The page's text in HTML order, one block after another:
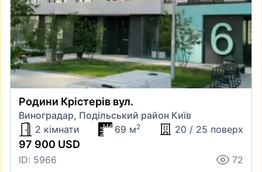
Родини Крістерів вул.
Виноградар, Подільський район Київ
2 кімнати
69 м2 20 / 25 поверх
97 900 USD
ID: 5966
72